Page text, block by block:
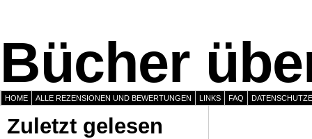
Bücher
HOME ALLE REZENSIONEN UND BEWERTUNGEN LINKS FAQ
Zuletzt gelesen